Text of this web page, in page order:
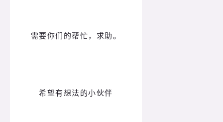
需要你们的帮忙，求助。
希望有想法的小伙伴